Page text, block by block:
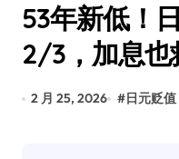
53年新低！
2/3，加息也
2 月 25, 2026 #日元贬值